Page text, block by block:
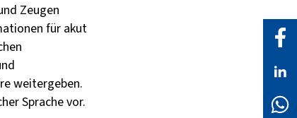
Zeugen
für akut
weitergeben.
Sprache vor.